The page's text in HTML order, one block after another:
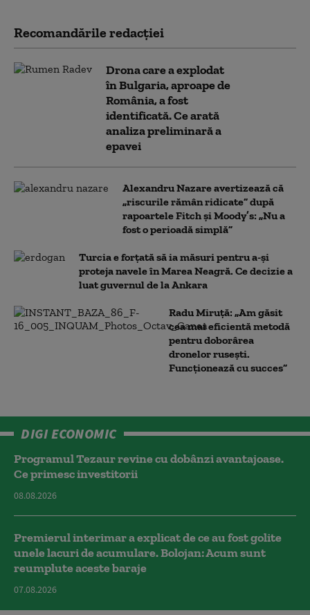
Recomandările redacţiei
Drona care a explodat
în Bulgaria, aproape de
România, a fost
identificată. Ce arată
analiza preliminară a
epavei
Alexandru Nazare avertizează că
„riscurile rămân ridicate” după
rapoartele Fitch și Moody’s: „Nu a
fost o perioadă simplă”
Turcia e forțată să ia măsuri pentru a-și
proteja navele în Marea Neagră. Ce decizie a
luat guvernul de la Ankara
Radu Miruță: „Am găsit
cea mai eficientă metodă
pentru doborârea
dronelor rusești.
Funcționează cu succes”
DIGI ECONOMIC
Programul Tezaur revine cu dobânzi avantajoase.
Ce primesc investitorii
08.08.2026
Premierul interimar a explicat de ce au fost golite
unele lacuri de acumulare. Bolojan: Acum sunt
reumplute aceste baraje
07.08.2026